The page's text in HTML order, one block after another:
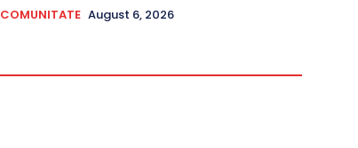
COMUNITATE August 6, 2026